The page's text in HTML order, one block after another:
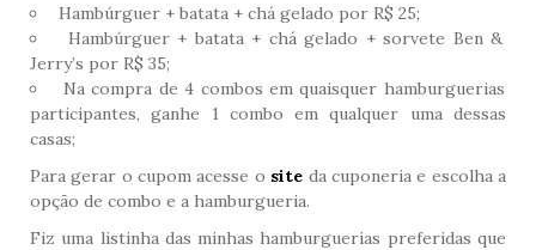
Hambúrguer + batata + chá gelado por R$ 25;
Hambúrguer + batata + chá gelado + sorvete Ben &
Jerry’s por R$ 35;
Na compra de 4 combos em quaisquer hamburguerias
participantes, ganhe 1 combo em qualquer uma dessas
casas;
Para gerar o cupom acesse o site da cuponeria e escolha a
opção de combo e a hamburgueria.
Fiz uma listinha das minhas hamburguerias preferidas que